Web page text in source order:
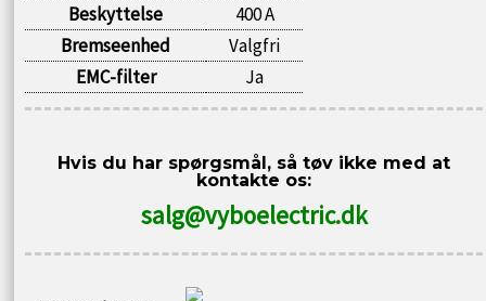
Beskyttelse
400 A
Bremseenhed
Valgfri
EMC-filter
Ja
Hvis du har spørgsmål, så tøv ikke med at
kontakte os:
salg@vyboelectric.dk